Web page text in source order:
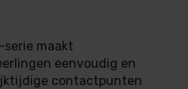
serie maakt
eenvoudig en
contactpunten